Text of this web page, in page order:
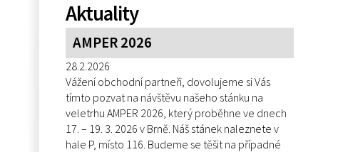
Aktuality
AMPER 2026
28.2.2026
Vážení obchodní partneři, dovolujeme si Vás
tímto pozvat na návštěvu našeho stánku na
veletrhu AMPER 2026, který proběhne ve dnech
17. – 19. 3. 2026 v Brně. Náš stánek naleznete v
hale P, místo 116. Budeme se těšit na případné